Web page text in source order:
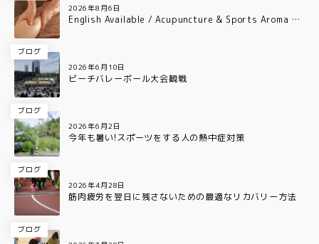
2026年8月6日
English Available / Acupuncture & Sports Aroma Ca
ブログ
2026年6月10日
ビーチバレーボール大会観戦
ブログ
2026年6月2日
今年も暑い!スポーツをする人の熱中症対策
ブログ
2026年4月28日
筋肉疲労を翌日に残さないための最適なリカバリー方法
ブログ